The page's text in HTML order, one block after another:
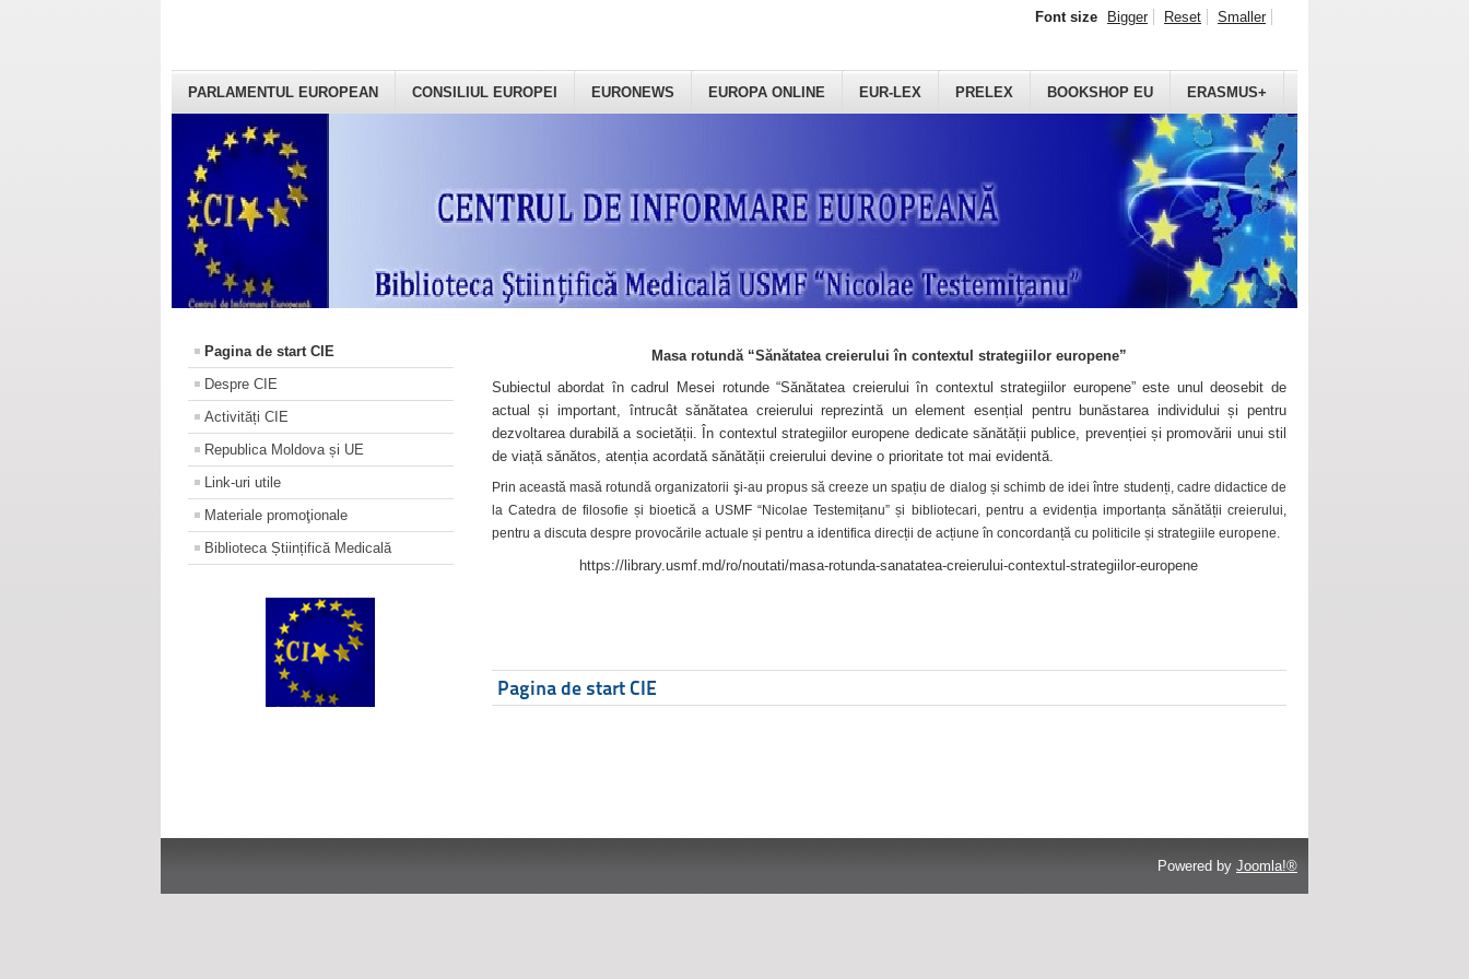
PARLAMENTUL EUROPEAN CONSILIUL EUROPEI EURONEWS EUROPA ONLINE EUR-LEX PRELEX BOOKSHOP EU ERASMUS+
Font size Bigger Reset Smaller
Pagina de start CIE
Despre CIE
Activități CIE
Republica Moldova și UE
Link-uri utile
Materiale promoţionale
Biblioteca Științifică Medicală
Masa rotundă “Sănătatea creierului în contextul strategiilor europene”
Subiectul abordat în cadrul Mesei rotunde “Sănătatea creierului în contextul strategiilor europene” este unul deosebit de
actual și important, întrucât sănătatea creierului reprezintă un element esențial pentru bunăstarea individului și pentru
dezvoltarea durabilă a societății. În contextul strategiilor europene dedicate sănătății publice, prevenției și promovării unui stil
de viață sănătos, atenția acordată sănătății creierului devine o prioritate tot mai evidentă.
Prin această masă rotundă organizatorii şi-au propus să creeze un spațiu de dialog și schimb de idei între studenți, cadre didactice de
la Catedra de filosofie și bioetică a USMF “Nicolae Testemițanu” și bibliotecari, pentru a evidenția importanța sănătății creierului,
pentru a discuta despre provocările actuale și pentru a identifica direcții de acțiune în concordanță cu politicile și strategiile europene.
https://library.usmf.md/ro/noutati/masa-rotunda-sanatatea-creierului-contextul-strategiilor-europene
Pagina de start CIE
Powered by Joomla!®